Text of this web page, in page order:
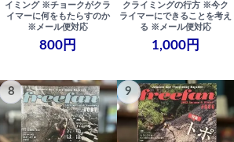
イミング ※チョークがクラ
イマーに何をもたらすのか
※メール便対応
800円
クライミングの行方 ※今ク
ライマーにできることを考え
る ※メール便対応
1,000円
8 9